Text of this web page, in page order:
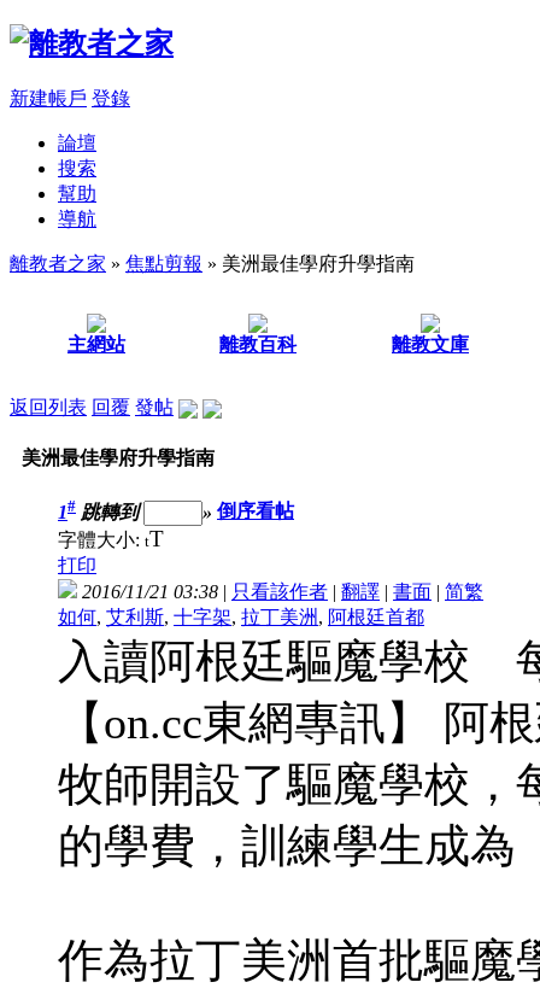
新建帳戶 登錄
論壇
搜索
幫助
導航
離教者之家 » 焦點剪報 » 美洲最佳學府升學指南
主網站 離教百科 離教文庫
返回列表 回覆 發帖
美洲最佳學府升學指南
1# 跳轉到 » 倒序看帖
字體大小: tT
打印
2016/11/21 03:38 | 只看該作者 | 翻譯 | 書面 | 简繁
如何, 艾利斯, 十字架, 拉丁美洲 , 阿根廷首都
入讀阿根廷驅魔學校
【on.cc東網專訊】 阿
牧師開設了驅魔學校，
的學費，訓練學生成為
作為拉丁美洲首批驅魔